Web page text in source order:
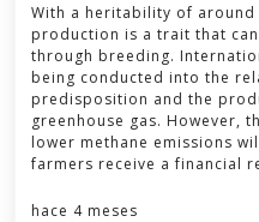
With a heritability of around
production is a trait that
through breeding.
being conducted into the
predisposition and the
greenhouse gas. However,
lower methane emissions
farmers receive a financial
hace 4 meses